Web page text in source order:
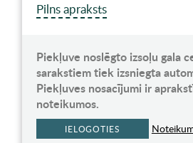
Pilns apraksts
Piekļuve noslēgto izsoļu gala
sarakstiem tiek izsniegta
Piekļuves nosacījumi ir
noteikumos.
IELOGOTIES